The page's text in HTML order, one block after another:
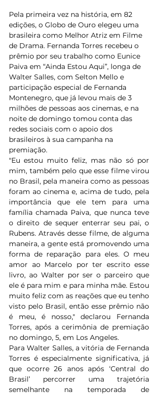
Pela primeira vez na história, em 82
edições, o Globo de Ouro elegeu uma
brasileira como Melhor Atriz em Filme
de Drama. Fernanda Torres recebeu o
prêmio por seu trabalho como Eunice
Paiva em “Ainda Estou Aqui”, longa de
Walter Salles, com Selton Mello e
participação especial de Fernanda
Montenegro, que já levou mais de 3
milhões de pessoas aos cinemas, e na
noite de domingo tomou conta das
redes sociais com o apoio dos
brasileiros à sua campanha na
premiação.
"Eu estou muito feliz, mas não só por
mim, também pelo que esse filme virou
no Brasil, pela maneira como as pessoas
foram ao cinema e, acima de tudo, pela
importância que ele tem para uma
família chamada Paiva, que nunca teve
o direito de sequer enterrar seu pai, o
Rubens. Através desse filme, de alguma
maneira, a gente está promovendo uma
forma de reparação para eles. O meu
amor ao Marcelo por ter escrito esse
livro, ao Walter por ser o parceiro que
ele é para mim e para minha mãe. Estou
muito feliz com as reações que eu tenho
visto pelo Brasil, então esse prêmio não
é meu, é nosso," declarou Fernanda
Torres, após a cerimônia de premiação
no domingo, 5, em Los Angeles.
Para Walter Salles, a vitória de Fernanda
Torres é especialmente significativa, já
que ocorre 26 anos após ‘Central do
Brasil’ percorrer uma trajetória
semelhante na temporada de